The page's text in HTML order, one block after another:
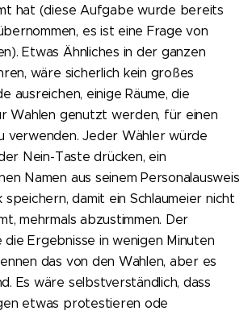
hat (diese Aufgabe wurde bereits
es ist eine Frage von
Etwas Ähnliches in der ganzen
wäre sicherlich kein großes
ausreichen, einige Räume, die
Wahlen genutzt werden, für einen
verwenden. Jeder Wähler würde
Nein-Taste drücken, ein
Namen aus seinem Personalausweis
damit ein Schlaumeier nicht
mehrmals abzustimmen. Der
Ergebnisse in wenigen Minuten
das von den Wahlen, aber es
Es wäre selbstverständlich, dass
etwas protestieren ode